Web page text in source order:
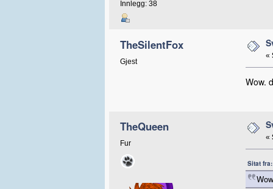
Innlegg: 38
TheSilentFox
Gjest
«
Wow.
TheQueen
Fur
«
Sitat